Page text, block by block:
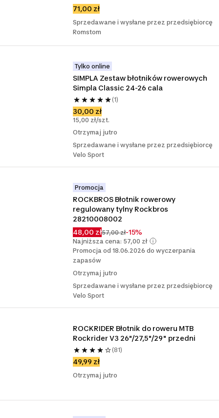
71,00 zł
Sprzedawane i wysłane przez przedsiębiorcę
Romstom
Tylko online
SIMPLA Zestaw błotników rowerowych
Simpla Classic 24-26 cala
(1)
30,00 zł
15,00 zł/szt.
Otrzymaj jutro
Sprzedawane i wysłane przez przedsiębiorcę
Velo Sport
Promocja
ROCKBROS Błotnik rowerowy
regulowany tylny Rockbros
28210008002
48,00 zł57,00 zł-15%
Najniższa cena: 57,00 zł
Promocja od 18.06.2026 do wyczerpania
zapasów
Otrzymaj jutro
Sprzedawane i wysłane przez przedsiębiorcę
Velo Sport
ROCKRIDER Błotnik do roweru MTB
Rockrider V3 26"/27,5"/29" przedni
(81)
49,99 zł
Otrzymaj jutro